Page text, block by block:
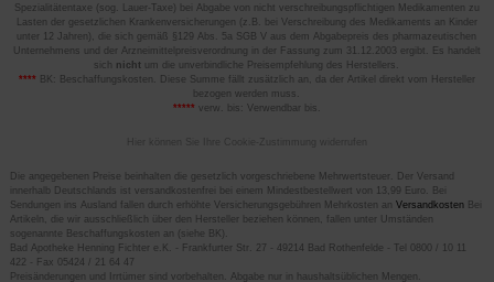
Spezialitätentaxe (sog. Lauer-Taxe) bei Abgabe von nicht verschreibungspflichtigen Medikamenten zu
Lasten der gesetzlichen Krankenversicherungen (z.B. bei Verschreibung des Medikaments an Kinder
unter 12 Jahren), die sich gemäß §129 Abs. 5a SGB V aus dem Abgabepreis des pharmazeutischen
Unternehmens und der Arzneimittelpreisverordnung in der Fassung zum 31.12.2003 ergibt. Es handelt
sich nicht um die unverbindliche Preisempfehlung des Herstellers.
****BK: Beschaffungskosten. Diese Summe fällt zusätzlich an, da der Artikel direkt vom Hersteller
bezogen werden muss.
*****verw. bis: Verwendbar bis.
Hier können Sie Ihre Cookie-Zustimmung widerrufen
Die angegebenen Preise beinhalten die gesetzlich vorgeschriebene Mehrwertsteuer. Der Versand
innerhalb Deutschlands ist versandkostenfrei bei einem Mindestbestellwert von 13,99 Euro. Bei
Sendungen ins Ausland fallen durch erhöhte Versicherungsgebühren Mehrkosten an VersandkostenBei
Artikeln, die wir ausschließlich über den Hersteller beziehen können, fallen unter Umständen
sogenannte Beschaffungskosten an (siehe BK).
Bad Apotheke Henning Fichter e.K. - Frankfurter Str. 27 - 49214 Bad Rothenfelde - Tel 0800 / 10 11
422 - Fax 05424 / 21 64 47
Preisänderungen und Irrtümer sind vorbehalten. Abgabe nur in haushaltsüblichen Mengen.